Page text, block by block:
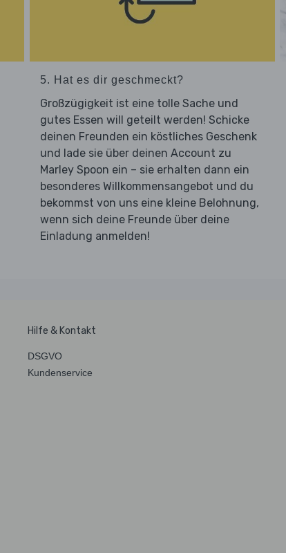
5. Hat es dir geschmeckt?
Großzügigkeit ist eine tolle Sache und
gutes Essen will geteilt werden! Schicke
deinen Freunden ein köstliches Geschenk
und lade sie über deinen Account zu
Marley Spoon ein – sie erhalten dann ein
besonderes Willkommensangebot und du
bekommst von uns eine kleine Belohnung,
wenn sich deine Freunde über deine
Einladung anmelden!
Hilfe & Kontakt
DSGVO
Kundenservice